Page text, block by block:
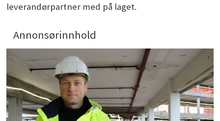
leverandørpartner med på laget.
Annonsørinnhold